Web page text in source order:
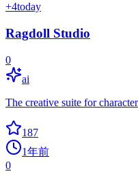
+4today
Ragdoll Studio
0
ai
The creative suite for
187
1年前
0